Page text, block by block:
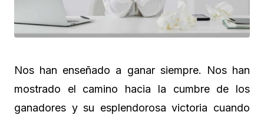
Nos han enseñado a ganar siempre. Nos han
mostrado el camino hacia la cumbre de los
ganadores y su esplendorosa victoria cuando